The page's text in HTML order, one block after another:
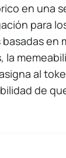
en una
para
en
la
al
de